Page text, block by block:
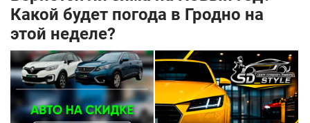
Какой будет погода в Гродно на
этой неделе?